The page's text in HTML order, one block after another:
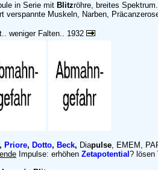
in Serie mit Blitzröhre, breites
verspannte Muskeln, Narben,
weniger Falten.. 1932
, Priore, Dotto, Beck, Diapulse , EMEM,
Impulse: erhöhen Zetapotential ? lösen